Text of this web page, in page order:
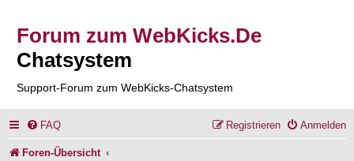
Forum zum WebKicks.De
Chatsystem
Support-Forum zum WebKicks-Chatsystem
FAQ Anmelden
Registrieren
Foren-Übersicht